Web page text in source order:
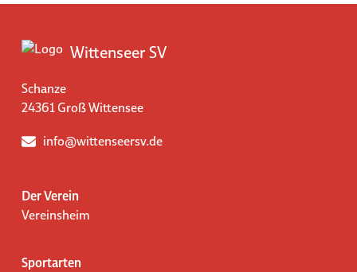
Wittenseer SV
Schanze
24361 Groß Wittensee
info@wittenseersv.de
Der Verein
Vereinsheim
Sportarten